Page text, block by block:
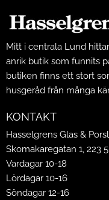
Mitt i centrala Lund
anrik butik som funnits
butiken finns ett stort
husgeråd från många
KONTAKT
Hasselgrens Glas &
Skomakaregatan 1, 223
Vardagar 10-18
Lördagar 10-16
Söndagar 12-16